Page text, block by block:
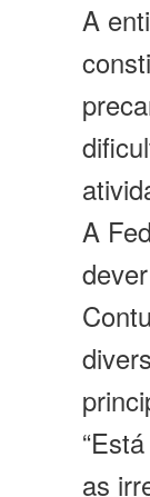
A
A
as